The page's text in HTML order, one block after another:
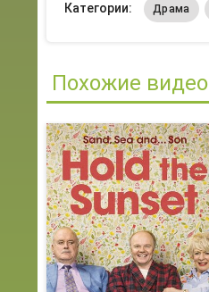
Категории: Драма
Похожие видео